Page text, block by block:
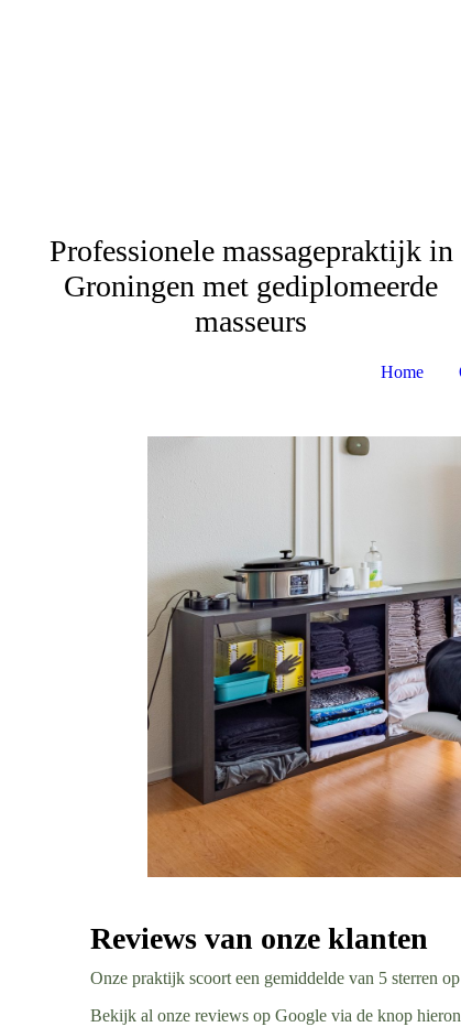
Professionele massagepraktijk in
Groningen met gediplomeerde
masseurs
Home
Reviews van onze klanten
Onze praktijk scoort een gemiddelde van 5 sterren
Bekijk al onze reviews op Google via de knop